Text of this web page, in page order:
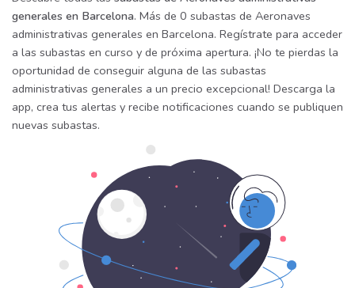
generales en Barcelona. Más de 0 subastas de Aeronaves
administrativas generales en Barcelona. Regístrate para acceder
a las subastas en curso y de próxima apertura. ¡No te pierdas la
oportunidad de conseguir alguna de las subastas
administrativas generales a un precio excepcional! Descarga la
app, crea tus alertas y recibe notificaciones cuando se publiquen
nuevas subastas.